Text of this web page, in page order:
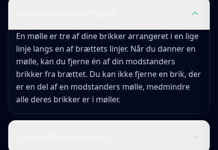
En mølle er tre af dine brikker arrangeret i en lige
linje langs en af brættets linjer. Når du danner en
mølle, kan du fjerne én af din modstanders
brikker fra brættet. Du kan ikke fjerne en brik, der
er en del af en modstanders mølle, medmindre
alle deres brikker er i møller.